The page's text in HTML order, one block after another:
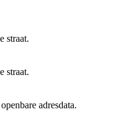
straat.
straat.
adresdata.